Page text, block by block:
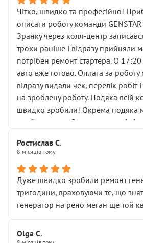
ущільнювачів.
Що прикро — це не перший мій
вас стартер, і тоді сервіс наче
враження. Але згодом знайшов
лобовим склом. Мені пояснили, що
відкручували”, і попросили не
новий власник, не застяг в полі))
Але після нинішнього візиту такі
здаються дрібницями.
Я — клієнт, який працює на довірі, і
Хотілося б більше:
• належної уваги до авто
• прозорості в роботах і рахунках
• реальної діагностики, а не
“подивились і поїхав”
На жаль, складається враження,
Стосовно комунікації - все добре
Чітко, швидко та професійно!
описати роботу команди
Зранку через колл-центр
трохи раніше і відразу прийняли
потрібен ремонт стартера. О
авто вже готово. Оплата за
відразу видали чек, перелік робіт
на зроблену роботу. Подяка всій
швидко зробили! Окрема подяка
приймальнику Олександру: всі
звертатися до цього автосервісу.
Ростислав С.
8 місяців тому
Дуже швидко зробили ремонт
тригодини, враховуючи те, що
генератор на рено меган ще той
Olga С.